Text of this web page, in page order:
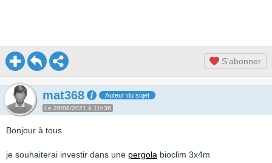
S'abonner
mat368 Auteur du sujet
Le 26/08/2021 à 11h36
Bonjour à tous
je souhaiterai investir dans une pergola bioclim 3x4m